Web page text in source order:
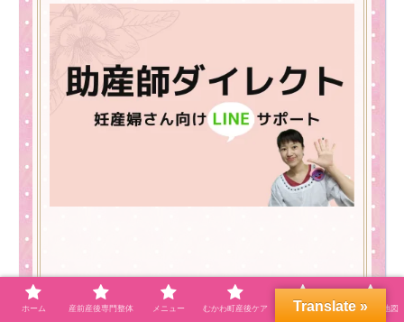
こちらから【公式LINE】登録よろしくお願
ホーム 産前産後専門整体 メニュー むかわ町産後ケア プロフィール 自宅サロン地図
Translate »